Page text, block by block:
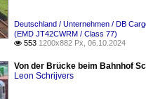
Deutschland / Unternehmen / DB
(EMD JT42CWRM / Class 77)
 553 1200x882 Px, 06.10.2024
Von der Brücke beim Bahnhof
Leon Schrijvers